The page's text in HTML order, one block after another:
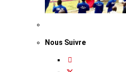
Nous Suivre